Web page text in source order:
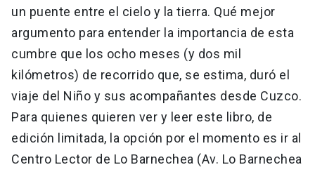
un puente entre el cielo y la tierra. Qué mejor
argumento para entender la importancia de esta
cumbre que los ocho meses (y dos mil
kilómetros) de recorrido que, se estima, duró el
viaje del Niño y sus acompañantes desde Cuzco.
Para quienes quieren ver y leer este libro, de
edición limitada, la opción por el momento es ir al
Centro Lector de Lo Barnechea (Av. Lo Barnechea